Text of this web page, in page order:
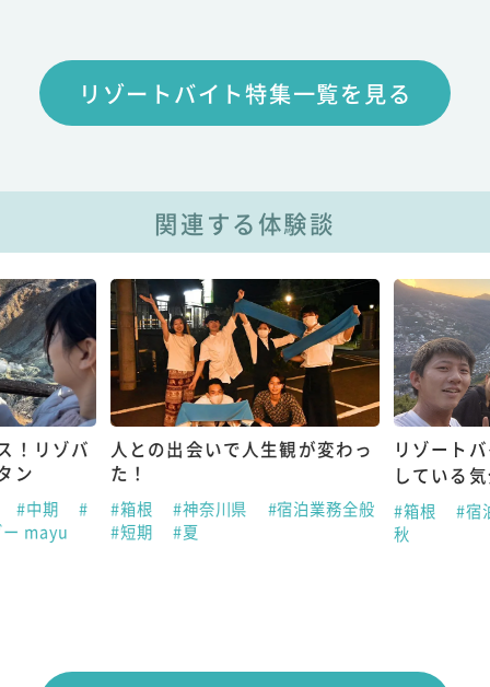
リゾートバイト特集一覧を見る
関連する体験談
！リゾバ
ン
#中期
#
ー mayu
人との出会いで人生観が変わっ
た！
#箱根 #神奈川県
#宿泊業務全般
#短期
#夏
リゾート
している
#箱根
#宿
秋